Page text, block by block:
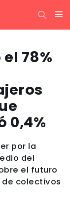
78%
0,4%
por la
del
el futuro
de colectivos